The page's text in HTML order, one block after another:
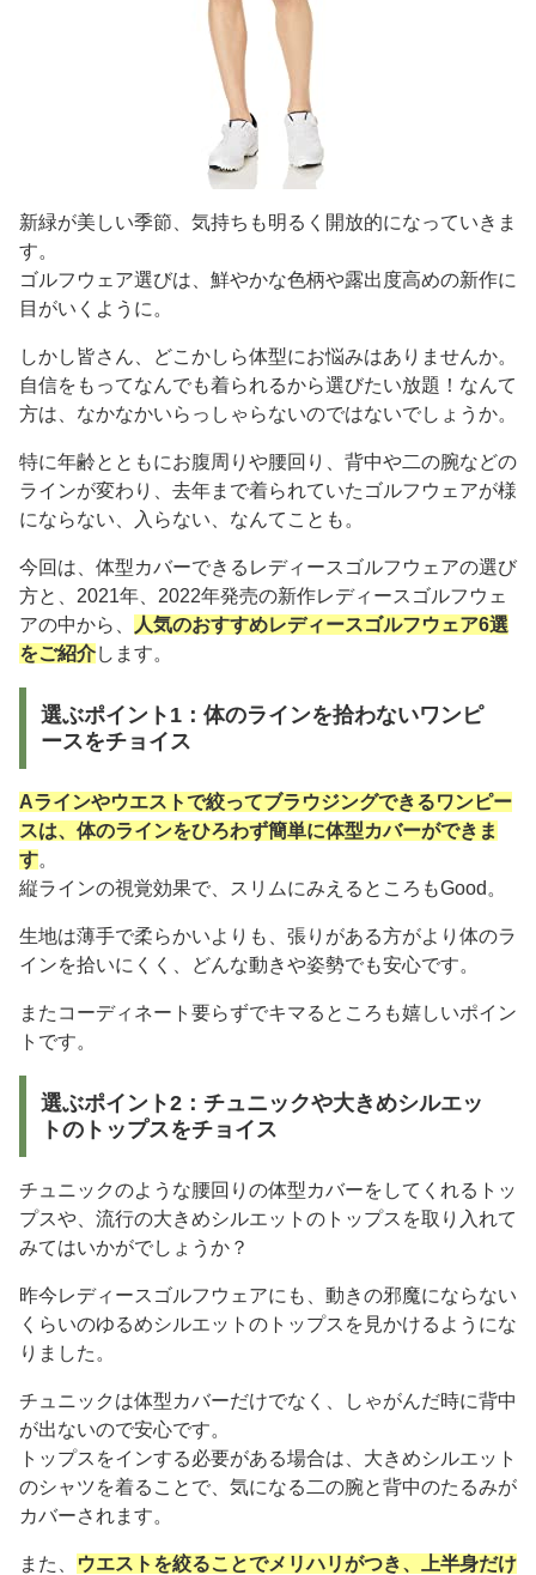
新緑が美しい季節、気持ちも明るく開放的になっていきま
す。
ゴルフウェア選びは、鮮やかな色柄や露出度高めの新作に
目がいくように。
しかし皆さん、どこかしら体型にお悩みはありませんか。
自信をもってなんでも着られるから選びたい放題！なんて
方は、なかなかいらっしゃらないのではないでしょうか。
特に年齢とともにお腹周りや腰回り、背中や二の腕などの
ラインが変わり、去年まで着られていたゴルフウェアが様
にならない、入らない、なんてことも。
今回は、体型カバーできるレディースゴルフウェアの選び
方と、2021年、2022年発売の新作レディースゴルフウェ
アの中から、
人気のおすすめレディースゴルフウェア6選
をご紹介します。
選ぶポイント1：体のラインを拾わないワンピ
ースをチョイス
Aラインやウエストで絞ってブラウジングできるワンピー
スは、体のラインをひろわず簡単に体型カバーができま
す。
縦ラインの視覚効果で、スリムにみえるところもGood。
生地は薄手で柔らかいよりも、張りがある方がより体のラ
インを拾いにくく、どんな動きや姿勢でも安心です。
またコーディネート要らずでキマるところも嬉しいポイン
トです。
選ぶポイント2：チュニックや大きめシルエッ
トのトップスをチョイス
チュニックのような腰回りの体型カバーをしてくれるトッ
プスや、流行の大きめシルエットのトップスを取り入れて
みてはいかがでしょうか？
昨今レディースゴルフウェアにも、動きの邪魔にならない
くらいのゆるめシルエットのトップスを見かけるようにな
りました。
チュニックは体型カバーだけでなく、しゃがんだ時に背中
が出ないので安心です。
トップスをインする必要がある場合は、大きめシルエット
のシャツを着ることで、気になる二の腕と背中のたるみが
カバーされます。
また、 ウエストを絞ることでメリハリがつき、上半身だけ